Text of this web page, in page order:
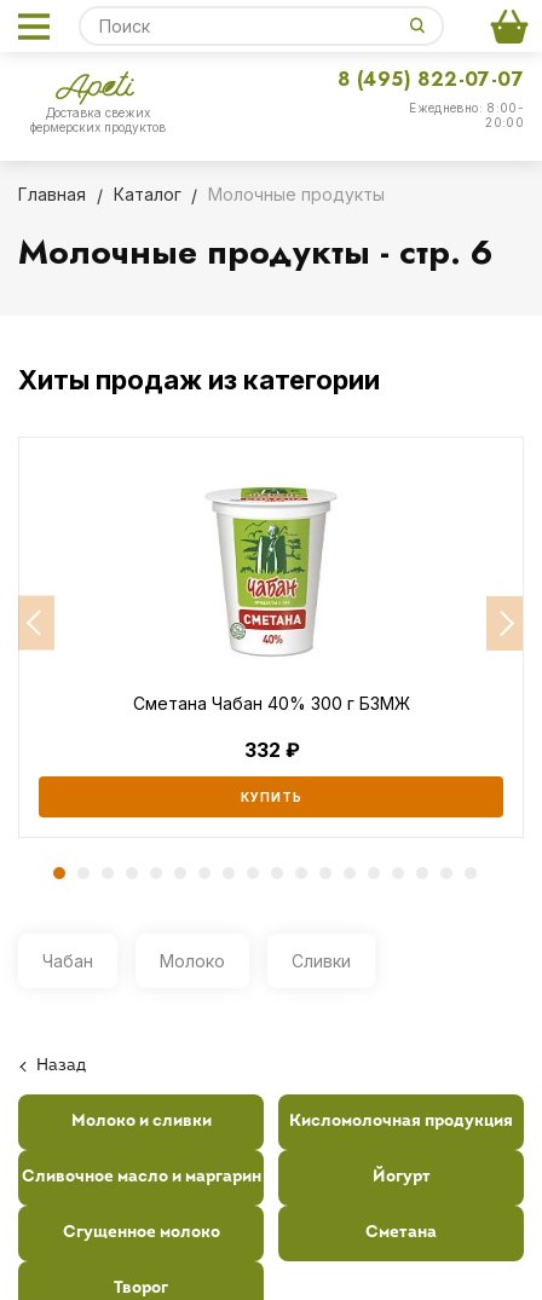
Доставка свежих
фермерских продуктов
Ежедневно: 8:00-
20:00
8 (495) 822-07-07
Главная Каталог Молочные продукты
Молочные продукты - стр. 6
Хиты продаж из категории
Сметана Чабан 40% 300 г БЗМЖ
332
КУПИТЬ
Чабан Молоко Сливки
Назад
Молоко и сливки Кисломолочная продукция
Сливочное масло и маргарин Йогурт
Сгущенное молоко Сметана
Творог